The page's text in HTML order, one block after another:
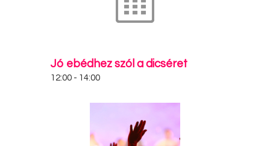
Jó ebédhez szól a dicséret
12:00 - 14:00